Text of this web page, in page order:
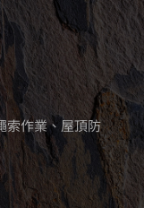
索作業、屋頂防